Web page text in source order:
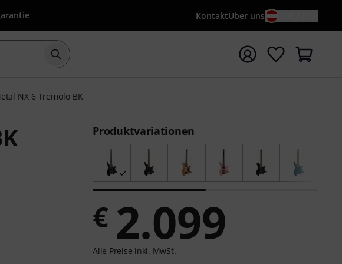
KontaktÜber uns
Suche mit Suchwort {searchTerm} starten
NX 6 Tremolo BK
Produktvariationen
€ 2.099
Alle Preise inkl. MwSt.